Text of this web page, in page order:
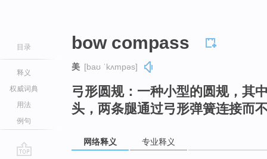
目录
释义
权威词典
用法
例句
bow compass
美 [baʊ ˈkʌmpəs]
弓形圆规：一种小型的圆规，其
头，两条腿通过弓形弹簧连接而
网络释义 专业释义